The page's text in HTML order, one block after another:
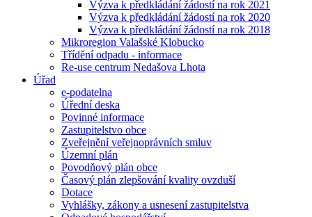
Výzva k předkládání žádostí na rok 2021
Výzva k předkládání žádostí na rok 2020
Výzva k předkládání žádostí na rok 2018
Mikroregion Valašské Klobucko
Třídění odpadu - informace
Re-use centrum Nedašova Lhota
Úřad
e-podatelna
Úřední deska
Povinné informace
Zastupitelstvo obce
Zveřejnění veřejnoprávních smluv
Územní plán
Povodňový plán obce
Časový plán zlepšování kvality ovzduší
Dotace
Vyhlášky, zákony a usnesení zastupitelstva